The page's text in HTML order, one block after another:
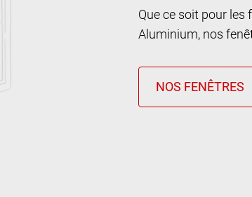
Que ce soit pour les
Aluminium, nos